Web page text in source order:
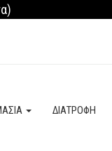
ΔΙΑΤΡΟΦΗ